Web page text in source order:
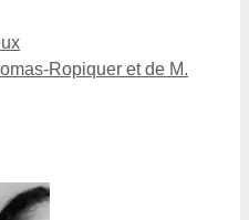
Ropiquer et de M.